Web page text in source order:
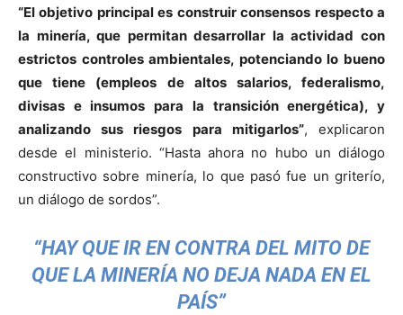
“El objetivo principal es construir consensos respecto a
la minería, que permitan desarrollar la actividad con
estrictos controles ambientales, potenciando lo bueno
que tiene (empleos de altos salarios, federalismo,
divisas e insumos para la transición energética), y
analizando sus riesgos para mitigarlos”, explicaron
desde el ministerio. “Hasta ahora no hubo un diálogo
constructivo sobre minería, lo que pasó fue un griterío,
un diálogo de sordos”.
“HAY QUE IR EN CONTRA DEL MITO DE
QUE LA MINERÍA NO DEJA NADA EN EL
PAÍS”